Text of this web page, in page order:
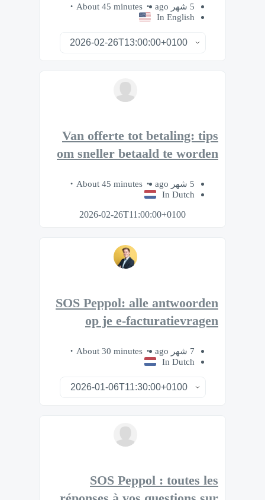
5 شهر ago
About 45 minutes
In English
Van offerte tot betaling: tips
om sneller betaald te worden
5 شهر ago
About 45 minutes
In Dutch
2026-02-26T11:00:00+0100
SOS Peppol: alle antwoorden
op je e-facturatievragen
7 شهر ago
About 30 minutes
In Dutch
SOS Peppol : toutes les